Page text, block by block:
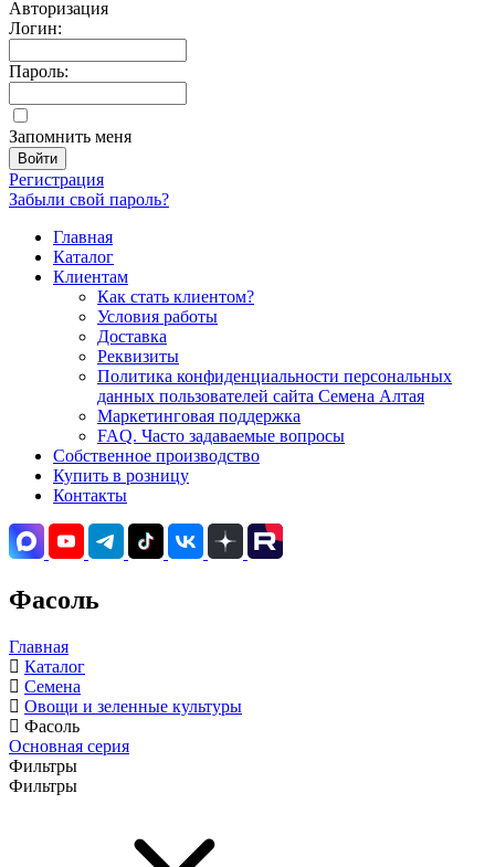
Авторизация
Логин:
Пароль:
Запомнить меня
Регистрация
Забыли свой пароль?
Главная
Каталог
Клиентам
Как стать клиентом?
Условия работы
Доставка
Реквизиты
Политика конфиденциальности персональных
данных пользователей сайта Семена Алтая
Маркетинговая поддержка
FAQ. Часто задаваемые вопросы
Собственное производство
Купить в розницу
Контакты
Фасоль
Главная
Каталог
Семена
Овощи и зеленные культуры
Фасоль
Основная серия
Фильтры
Фильтры